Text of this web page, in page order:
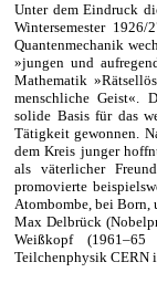
Unter dem Eindruck
Wintersemester
Quantenmechanik
»jungen und
Mathematik
menschliche Geist«.
solide Basis für das
Tätigkeit gewonnen.
dem Kreis junger
als väterlicher
promovierte
Atombombe, bei Born,
Max Delbrück
Weißkopf (1961–65
Teilchenphysik CERN